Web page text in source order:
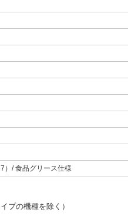
/ 食品グリース仕様
プの機種を除く）